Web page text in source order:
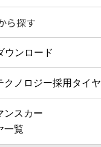
ら探す
ウンロード
クノロジー採用タイヤ
ンスカー
一覧